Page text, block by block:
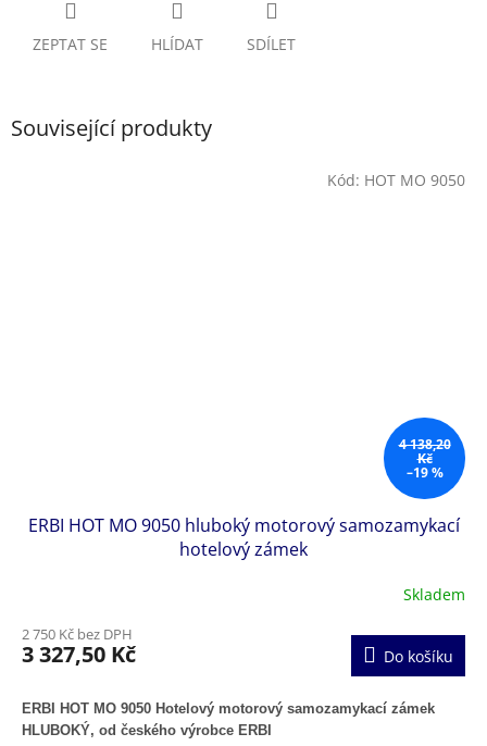
ZEPTAT SE HLÍDAT SDÍLET
Související produkty
4 138,20
Kč
–19 %
ERBI HOT MO 9050 hluboký motorový samozamykací
hotelový zámek
Skladem
2 750 Kč bez DPH
3 327,50 Kč Do košíku
ERBI HOT MO 9050 Hotelový motorový samozamykací zámek
HLUBOKÝ, od českého výrobce ERBI
Kód: HOT MO 9050